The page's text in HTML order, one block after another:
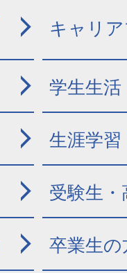
キャリ
学生生活
生涯学習
受験生
卒業生の